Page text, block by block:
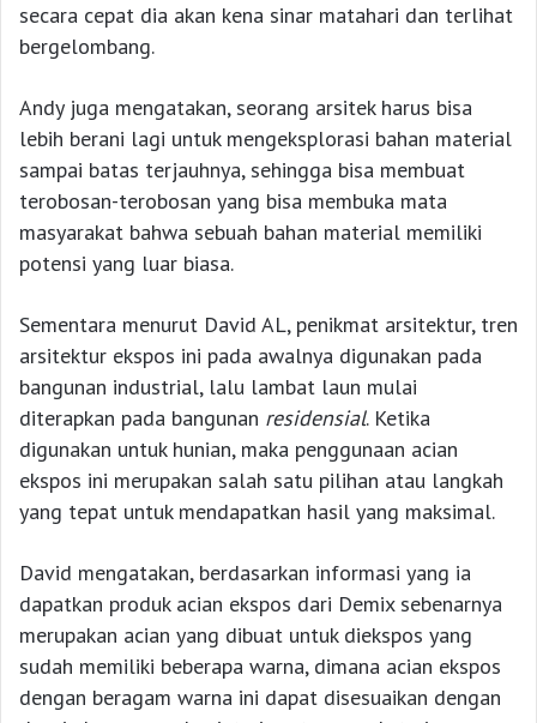
secara cepat dia akan kena sinar matahari dan terlihat
bergelombang.
Andy juga mengatakan, seorang arsitek harus bisa
lebih berani lagi untuk mengeksplorasi bahan material
sampai batas terjauhnya, sehingga bisa membuat
terobosan-terobosan yang bisa membuka mata
masyarakat bahwa sebuah bahan material memiliki
potensi yang luar biasa.
Sementara menurut David AL, penikmat arsitektur, tren
arsitektur ekspos ini pada awalnya digunakan pada
bangunan industrial, lalu lambat laun mulai
diterapkan pada bangunan residensial. Ketika
digunakan untuk hunian, maka penggunaan acian
ekspos ini merupakan salah satu pilihan atau langkah
yang tepat untuk mendapatkan hasil yang maksimal.
David mengatakan, berdasarkan informasi yang ia
dapatkan produk acian ekspos dari Demix sebenarnya
merupakan acian yang dibuat untuk diekspos yang
sudah memiliki beberapa warna, dimana acian ekspos
dengan beragam warna ini dapat disesuaikan dengan